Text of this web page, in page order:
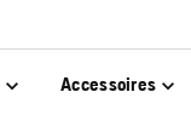
Accessoires